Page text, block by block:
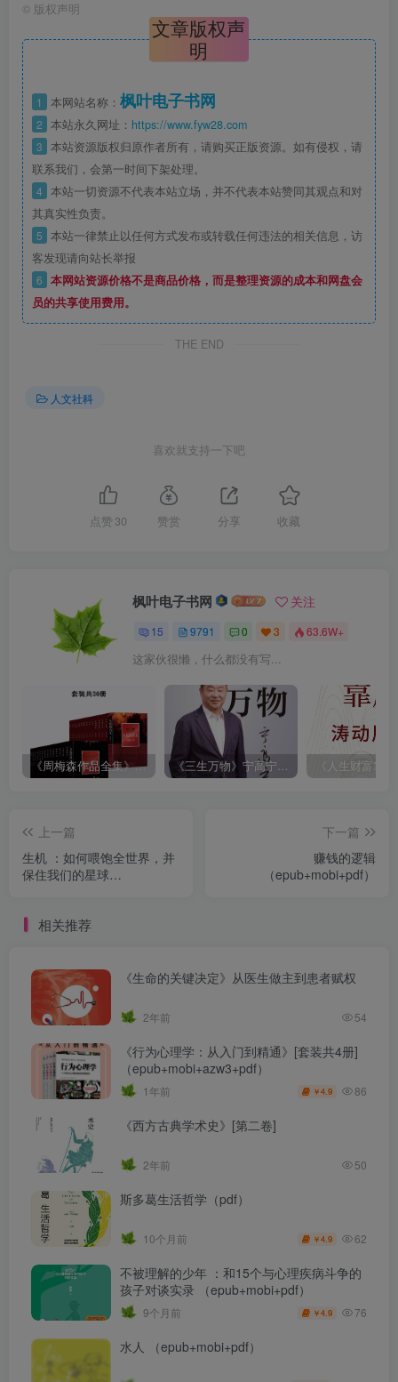
© 版权声明
文章版权声
明
1 本网站名称： 枫叶电子书网
2 本站永久网址： https://www.fyw28.com
3 本站资源版权归原作者所有，请购买正版资源。如有侵权，请
联系我们，会第一时间下架处理。
4 本站一切资源不代表本站立场，并不代表本站赞同其观点和对
其真实性负责。
5 本站一律禁止以任何方式发布或转载任何违法的相关信息，访
客发现请向站长举报
6 本网站资源价格不是商品价格，而是整理资源的成本和网盘会
员的共享使用费用。
THE END
人文社科
喜欢就支持一下吧
点赞 30 赞赏 分享 收藏
枫叶电子书网 关注
15 9791 0 3 63.6W+
这家伙很懒，什么都没有写...
《周梅森作品全集》[共30册] 《三生万物》宁高宁（epub+mobi+azw3+pdf）
上一篇
生机 ：如何喂饱全世界，并
保住我们的星球
下一篇
赚钱的逻辑
（epub+mobi+pdf）
相关推荐
《生命的关键决定》从医生做主到患者赋权
2年前 54
《行为心理学：从入门到精通》[套装共4册]
（epub+mobi+azw3+pdf）
1年前 ￥4.9 86
《西方古典学术史》[第二卷]
2年前 50
斯多葛生活哲学（pdf）
10个月前 ￥4.9 62
不被理解的少年 ：和15个与心理疾病斗争的
孩子对谈实录 （epub+mobi+pdf）
9个月前 ￥4.9 76
水人 （epub+mobi+pdf）